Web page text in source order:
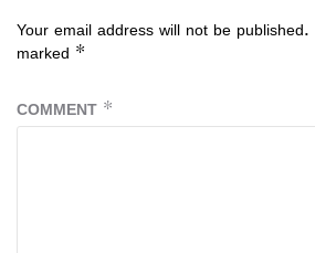
Your email address will not be published.
marked *
COMMENT *